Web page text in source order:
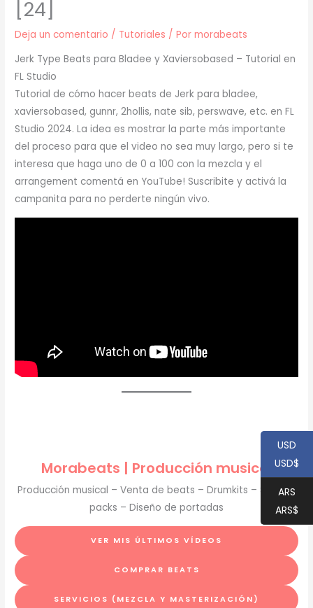
[24]
Deja un comentario / Tutoriales / Pormorabeats
Jerk Type Beats para Bladee y Xaviersobased – Tutorial en
FL Studio
Tutorial de cómo hacer beats de Jerk para bladee,
xaviersobased, gunnr, 2hollis, nate sib, perswave, etc. en FL
Studio 2024. La idea es mostrar la parte más importante
del proceso para que el video no sea muy largo, pero si te
interesa que haga uno de 0 a 100 con la mezcla y el
arrangement comentá en YouTube! Suscribite y activá la
campanita para no perderte ningún vivo.
Morabeats | Producción musical
Producción musical – Venta de beats – Drumkits – Sample
packs – Diseño de portadas
VER MIS ÚLTIMOS VÍDEOS
COMPRAR BEATS
SERVICIOS (MEZCLA Y MASTERIZACIÓN)
USD
USD$
ARS
ARS$